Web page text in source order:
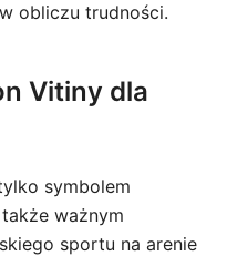
obliczu trudności.
Vitiny dla
symbolem
ważnym
sportu na arenie